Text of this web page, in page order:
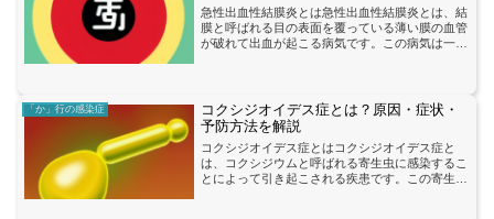
急性出血性結膜炎とは急性出血性結膜炎とは、結
膜と呼ばれる目の表面を覆っている薄い膜の血管
が破れて出血が起こる病気です。この病気は一般
「か」行の感染症
コクシジオイデス症とは？原因・症状・
予防方法を解説
コクシジオイデス症とはコクシジオイデス症と
は、コクシジウムと呼ばれる寄生虫に感染するこ
とによって引き起こされる疾患です。この寄生虫